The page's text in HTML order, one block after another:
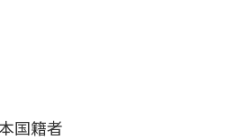
国籍者